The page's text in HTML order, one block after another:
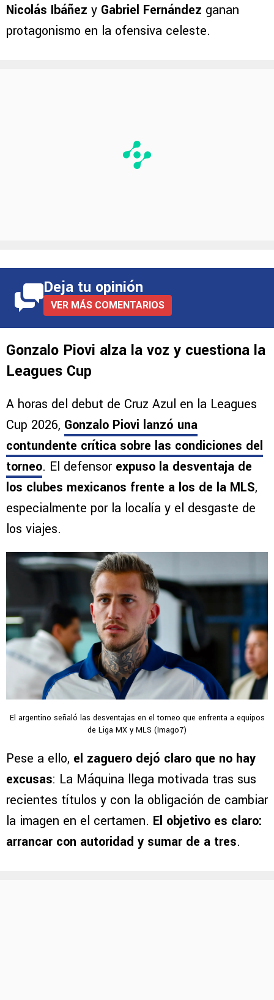
Nicolás Ibáñez y Gabriel Fernández ganan
protagonismo en la ofensiva celeste.
Deja tu opinión
VER MÁS COMENTARIOS
Gonzalo Piovi alza la voz y cuestiona la
Leagues Cup
A horas del debut de Cruz Azul en la Leagues
Cup 2026, Gonzalo Piovi lanzó una
contundente crítica sobre las condiciones del
torneo. El defensor expuso la desventaja de
los clubes mexicanos frente a los de la MLS,
especialmente por la localía y el desgaste de
los viajes.
El argentino señaló las desventajas en el torneo que enfrenta a equipos
de Liga MX y MLS (Imago7)
Pese a ello, el zaguero dejó claro que no hay
excusas: La Máquina llega motivada tras sus
recientes títulos y con la obligación de cambiar
la imagen en el certamen. El objetivo es claro:
arrancar con autoridad y sumar de a tres.